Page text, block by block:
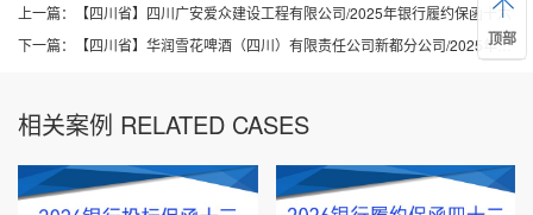
上一篇：
【四川省】四川广安爱众建设工程有限公司/2025年银行履约保函十六
下一篇：
【四川省】华润雪花啤酒（四川）有限责任公司新都分公司/2025年银行履约保函十八
相关案例 RELATED CASES
顶部